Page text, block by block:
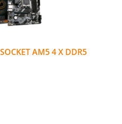
AM5 4 X DDR5